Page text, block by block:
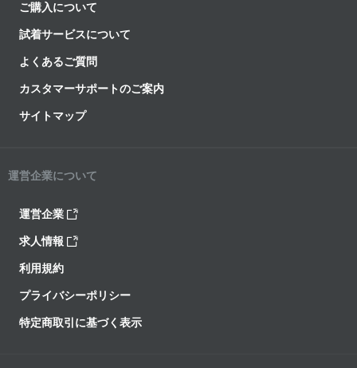
ご購入について
試着サービスについて
よくあるご質問
カスタマーサポートのご案内
サイトマップ
運営企業について
運営企業
求人情報
利用規約
プライバシーポリシー
特定商取引に基づく表示